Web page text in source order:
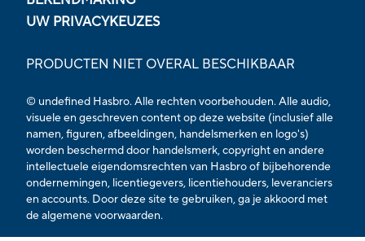
UW PRIVACYKEUZES
PRODUCTEN NIET OVERAL BESCHIKBAAR
© undefined Hasbro. Alle rechten voorbehouden. Alle audio,
visuele en geschreven content op deze website (inclusief alle
namen, figuren, afbeeldingen, handelsmerken en logo's)
worden beschermd door handelsmerk, copyright en andere
intellectuele eigendomsrechten van Hasbro of bijbehorende
ondernemingen, licentiegevers, licentiehouders, leveranciers
en accounts. Door deze site te gebruiken, ga je akkoord met
dealgemene voorwaarden.